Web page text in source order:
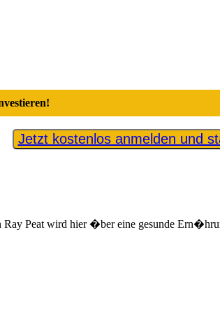
Jetzt kostenlos anmelden und
Ray Peat wird hier �ber eine gesunde